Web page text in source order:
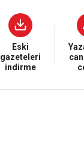
Eski
gazeteleri
indirme
Bizim Sayfa
Namaz Vakitleri
Sesli Yayınlar